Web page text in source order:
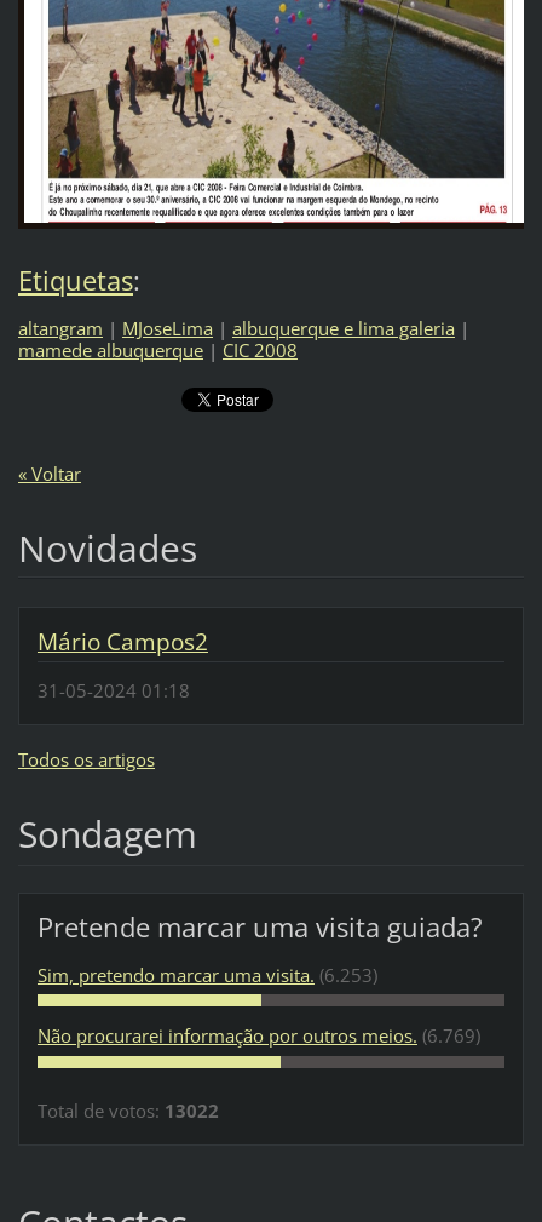
Etiquetas:
altangram | MJoseLima | albuquerque e lima galeria |
mamede albuquerque | CIC 2008
« Voltar
Novidades
Mário Campos2
31-05-2024 01:18
Todos os artigos
Sondagem
Pretende marcar uma visita guiada?
Sim, pretendo marcar uma visita. (6.253)
Não procurarei informação por outros meios. (6.769)
Total de votos: 13022